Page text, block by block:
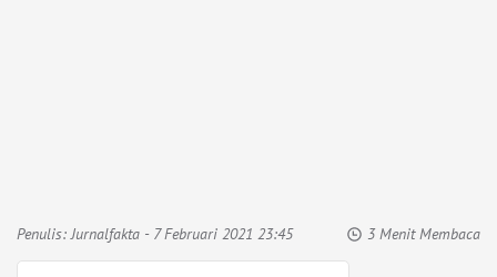
Penulis:Jurnalfakta - 7 Februari 2021 23:45 3 Menit Membaca